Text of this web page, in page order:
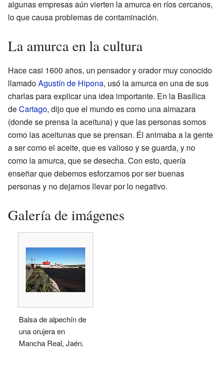
algunas empresas aún vierten la amurca en ríos cercanos,
lo que causa problemas de contaminación.
La amurca en la cultura
Hace casi 1600 años, un pensador y orador muy conocido
llamadoAgustín de Hipona, usó la amurca en una de sus
charlas para explicar una idea importante. En la Basílica
deCartago, dijo que el mundo es como una almazara
(donde se prensa la aceituna) y que las personas somos
como las aceitunas que se prensan. Él animaba a la gente
a ser como el aceite, que es valioso y se guarda, y no
como la amurca, que se desecha. Con esto, quería
enseñar que debemos esforzarnos por ser buenas
personas y no dejarnos llevar por lo negativo.
Galería de imágenes
Balsa de alpechín de
una orujera en
Mancha Real, Jaén.